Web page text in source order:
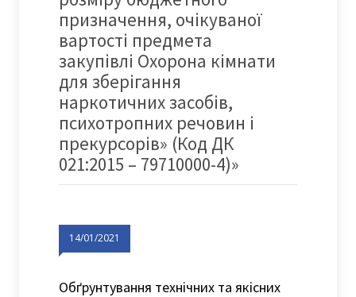
призначення, очікуваної
вартості предмета
закупівлі Охорона кімнати
для зберігання
наркотичних засобів,
психотропних речовин і
прекурсорів» (Код ДК
021:2015 – 79710000-4)»
14/01/2021
Обґрунтування технічних та якісних